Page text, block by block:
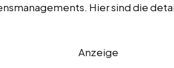
Hier sind die
Anzeige